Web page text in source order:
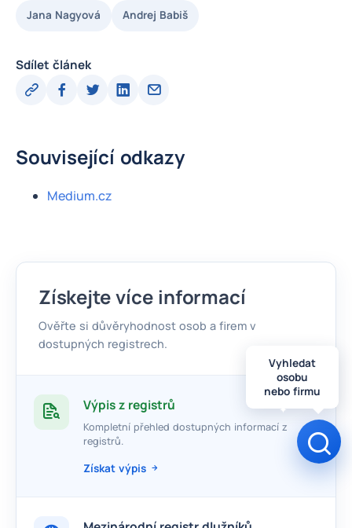
Jana Nagyová Andrej Babiš
Sdílet článek
Související odkazy
Medium.cz
Získejte více informací
Ověřte si důvěryhodnost osob a firem v
dostupných registrech.
Výpis z registrů
Kompletní přehled dostupných informací z
registrů.
Získat výpis
Vyhledat
osobu
nebo firmu